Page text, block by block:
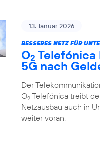
13. Januar 2026
BESSERES NETZ FÜR
O2
5G nach
Der
O2Telefónica treibt
Netzausbau auch in
weiter voran.